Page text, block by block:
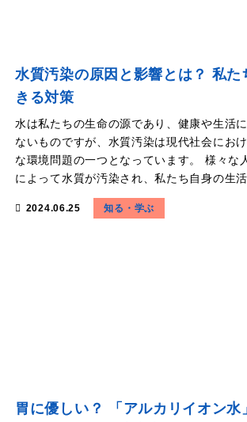
水質汚染の原因と影響とは？ 私た
きる対策
水は私たちの生命の源であり、健康や生活
ないものですが、水質汚染は現代社会にお
な環境問題の一つとなっています。 様々な
によって水質が汚染され、私たち自身の生
2024.06.25 知る・学ぶ
胃に優しい？ 「アルカリイオン水